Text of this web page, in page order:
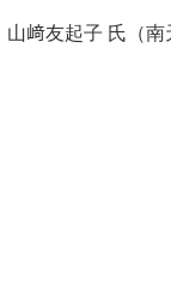
﨑友起子 氏（南